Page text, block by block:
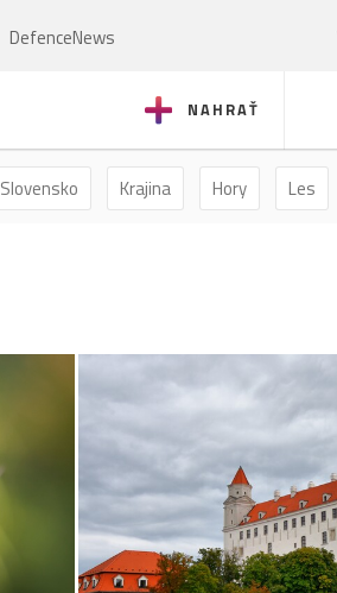
DefenceNews
NAHRAŤ
Slovensko Krajina Hory Les